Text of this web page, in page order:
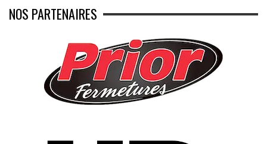
NOS PARTENAIRES